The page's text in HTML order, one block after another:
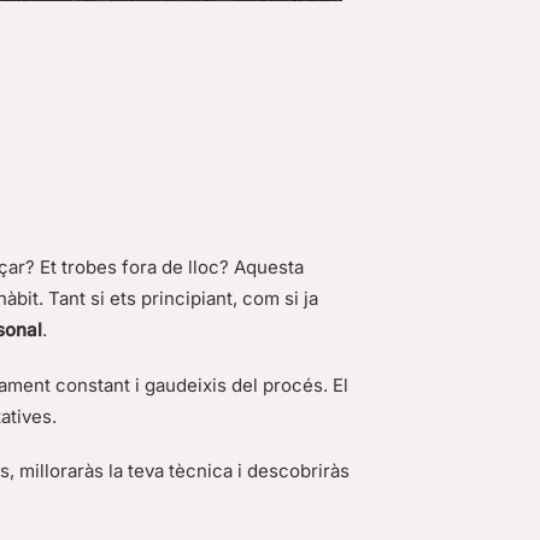
Et trobes fora de lloc? Aquesta
Tant si ets principiant, com si ja
.
constant i gaudeixis del procés. El
milloraràs la teva tècnica i descobriràs